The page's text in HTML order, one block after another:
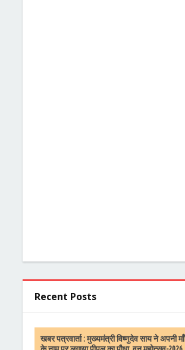
Recent Posts
खबर पत्रवार्ता : मुख्यमंत्री विष्णुदेव साय ने अपनी माँ